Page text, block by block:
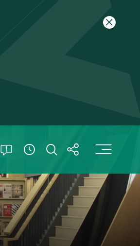
关闭特别
打开特别公告
查看開放時間信息
打开搜索打开分享打